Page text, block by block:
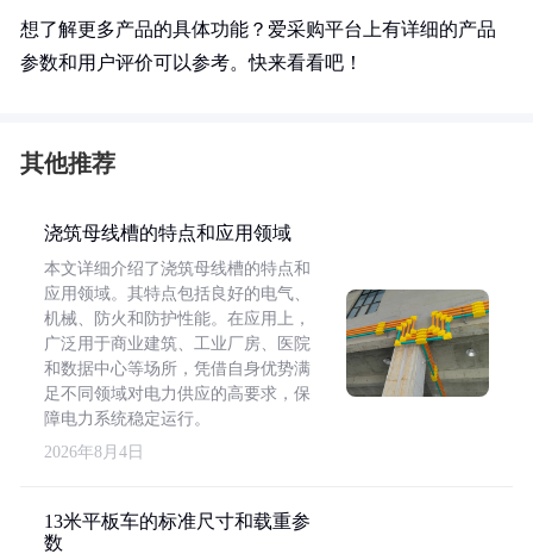
想了解更多产品的具体功能？爱采购平台上有详细的产品
参数和用户评价可以参考。快来看看吧！
其他推荐
浇筑母线槽的特点和应用领域
本文详细介绍了浇筑母线槽的特点和
应用领域。其特点包括良好的电气、
机械、防火和防护性能。在应用上，
广泛用于商业建筑、工业厂房、医院
和数据中心等场所，凭借自身优势满
足不同领域对电力供应的高要求，保
障电力系统稳定运行。
2026年8月4日
13米平板车的标准尺寸和载重参
数